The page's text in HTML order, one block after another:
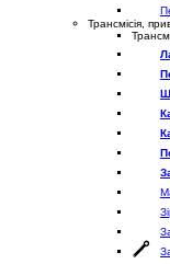
Трансмісія,